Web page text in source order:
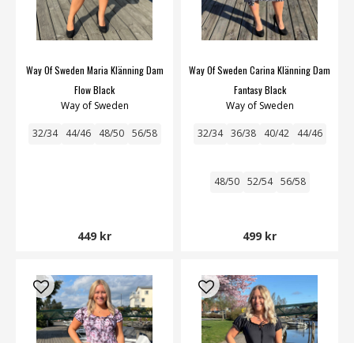
Way Of Sweden Maria Klänning Dam
Flow Black
Way of Sweden
32/34 44/46 48/50 56/58
449 kr
Way Of Sweden Carina Klänning Dam
Fantasy Black
Way of Sweden
32/34 36/38 40/42 44/46
48/50 52/54 56/58
499 kr